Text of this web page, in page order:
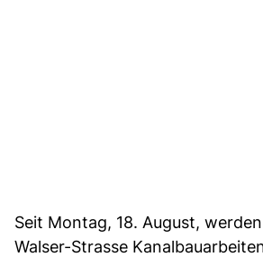
Seit Montag, 18. August,
Walser-Strasse